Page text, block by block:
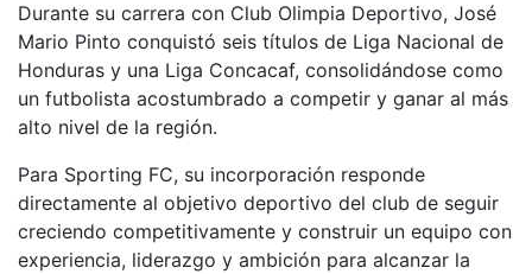
Durante su carrera con Club Olimpia Deportivo, José
Mario Pinto conquistó seis títulos de Liga Nacional de
Honduras y una Liga Concacaf, consolidándose como
un futbolista acostumbrado a competir y ganar al más
alto nivel de la región.
Para Sporting FC, su incorporación responde
directamente al objetivo deportivo del club de seguir
creciendo competitivamente y construir un equipo con
experiencia, liderazgo y ambición para alcanzar la